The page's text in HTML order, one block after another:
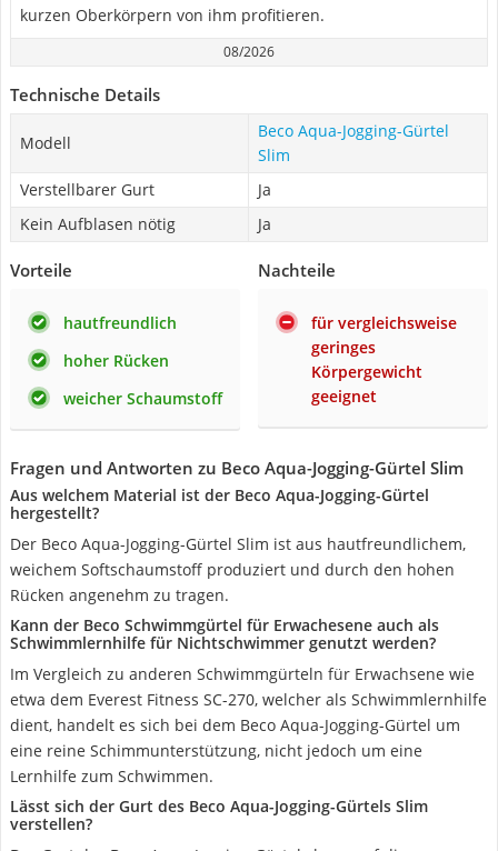
kurzen Oberkörpern von ihm profitieren.
08/2026
Technische Details
Modell
Beco Aqua-Jogging-Gürtel
Slim
Verstellbarer Gurt
Ja
Kein Aufblasen nötig
Ja
Vorteile
hautfreundlich
hoher Rücken
weicher Schaumstoff
Nachteile
für vergleichsweise
geringes
Körpergewicht
geeignet
Fragen und Antworten zu Beco Aqua-Jogging-Gürtel Slim
Aus welchem Material ist der Beco Aqua-Jogging-Gürtel
hergestellt?
Der Beco Aqua-Jogging-Gürtel Slim ist aus hautfreundlichem,
weichem Softschaumstoff produziert und durch den hohen
Rücken angenehm zu tragen.
Kann der Beco Schwimmgürtel für Erwachesene auch als
Schwimmlernhilfe für Nichtschwimmer genutzt werden?
Im Vergleich zu anderen Schwimmgürteln für Erwachsene wie
etwa dem Everest Fitness SC-270, welcher als Schwimmlernhilfe
dient, handelt es sich bei dem Beco Aqua-Jogging-Gürtel um
eine reine Schimmunterstützung, nicht jedoch um eine
Lernhilfe zum Schwimmen.
Lässt sich der Gurt des Beco Aqua-Jogging-Gürtels Slim
verstellen?